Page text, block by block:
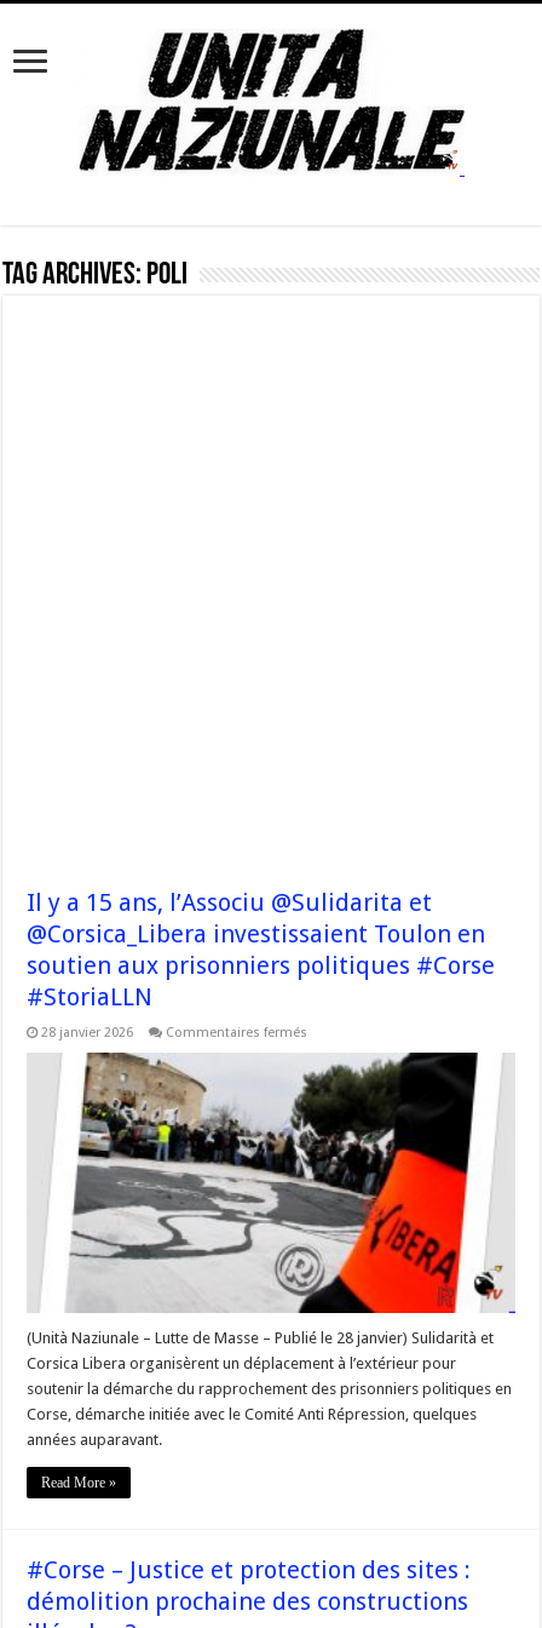
Tag Archives: Poli
Il y a 15 ans, l’Associu @Sulidarita et
@Corsica_Libera investissaient Toulon en
soutien aux prisonniers politiques #Corse
#StoriaLLN
28 janvier 2026 Commentaires fermés
a
15
ans,
l’Associu
@Sulidarita
et
@Corsica_Libera
investissaient
Toulon
soutien
aux
prisonniers
politiques
#Corse
#StoriaLLN
(Unità Naziunale – Lutte de Masse – Publié le 28 janvier) Sulidarità et
Corsica Libera organisèrent un déplacement à l’extérieur pour
soutenir la démarche du rapprochement des prisonniers politiques en
Corse, démarche initiée avec le Comité Anti Répression, quelques
années auparavant.
Read More »
#Corse – Justice et protection des sites :
démolition prochaine des constructions